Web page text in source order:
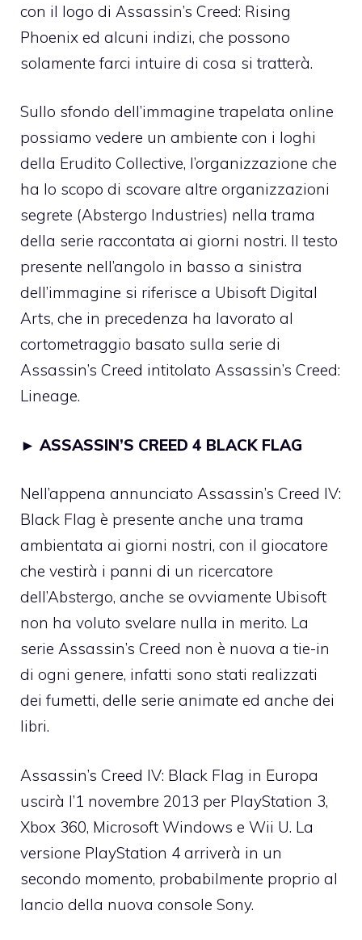
con il logo di Assassin’s Creed: Rising
Phoenix ed alcuni indizi, che possono
solamente farci intuire di cosa si tratterà.
Sullo sfondo dell’immagine trapelata online
possiamo vedere un ambiente con i loghi
della Erudito Collective, l’organizzazione che
ha lo scopo di scovare altre organizzazioni
segrete (Abstergo Industries) nella trama
della serie raccontata ai giorni nostri. Il testo
presente nell’angolo in basso a sinistra
dell’immagine si riferisce a Ubisoft Digital
Arts, che in precedenza ha lavorato al
cortometraggio basato sulla serie di
Assassin’s Creed intitolato Assassin’s Creed:
Lineage.
► ASSASSIN’S CREED 4 BLACK FLAG
Nell’appena annunciato Assassin’s Creed IV:
Black Flag è presente anche una trama
ambientata ai giorni nostri, con il giocatore
che vestirà i panni di un ricercatore
dell’Abstergo, anche se ovviamente Ubisoft
non ha voluto svelare nulla in merito. La
serie Assassin’s Creed non è nuova a tie-in
di ogni genere, infatti sono stati realizzati
dei fumetti, delle serie animate ed anche dei
libri.
Assassin’s Creed IV: Black Flag in Europa
uscirà l’1 novembre 2013 per PlayStation 3,
Xbox 360, Microsoft Windows e Wii U. La
versione PlayStation 4 arriverà in un
secondo momento, probabilmente proprio al
lancio della nuova console Sony.